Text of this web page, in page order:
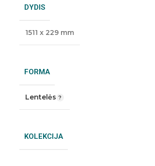
DYDIS
1511 x 229 mm
FORMA
Lentelės
KOLEKCIJA